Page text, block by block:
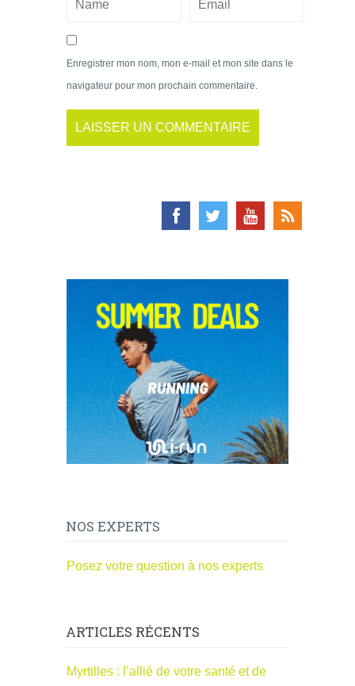
Enregistrer mon nom, mon e-mail et mon site dans le
navigateur pour mon prochain commentaire.
NOS EXPERTS
Posez votre question à nos experts
ARTICLES RÉCENTS
Myrtilles : l’allié de votre santé et de